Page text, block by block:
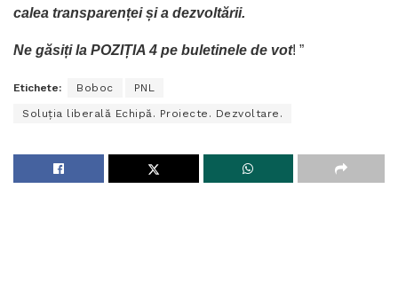
calea transparenței și a dezvoltării.
Ne găsiți la POZIȚIA 4 pe buletinele de vot! ”
Etichete: Boboc PNL
Soluția liberală Echipă. Proiecte. Dezvoltare.